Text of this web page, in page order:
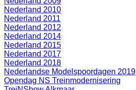
Nederland 2010
Nederland 2011
Nederland 2012
Nederland 2014
Nederland 2015
Nederland 2017
Nederland 2018
Nederlandse Modelspoordagen 2019
Opendag NS Treinmodernisering